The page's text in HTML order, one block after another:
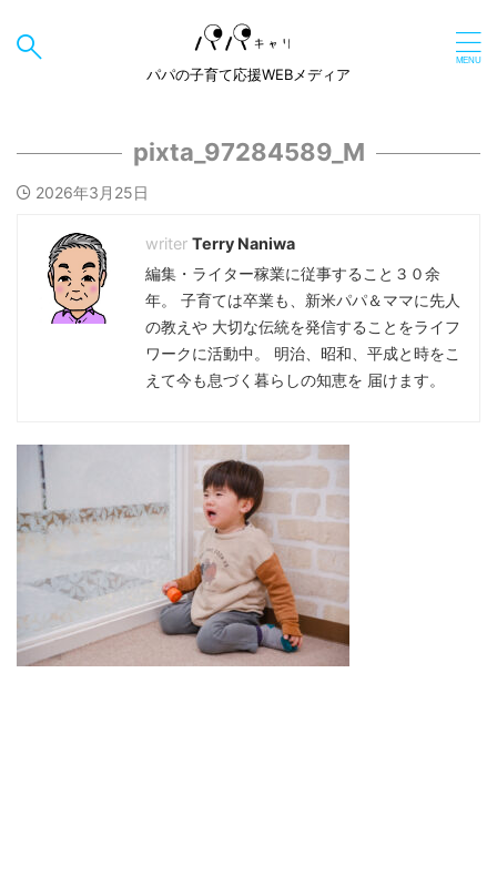
パパの子育て応援WEBメディア
pixta_97284589_M
2026年3月25日
Terry Naniwa
編集・ライター稼業に従事すること３０余
年。 子育ては卒業も、新米パパ＆ママに先人
の教えや 大切な伝統を発信することをライフ
ワークに活動中。 明治、昭和、平成と時をこ
えて今も息づく暮らしの知恵を 届けます。